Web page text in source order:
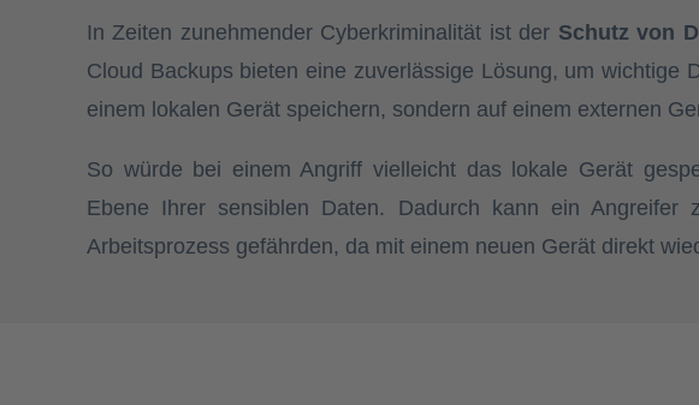
In Zeiten zunehmender Cyberkriminalität ist der Schutz von
Cloud Backups bieten eine zuverlässige Lösung, um wichtige
einem lokalen Gerät speichern, sondern auf einem externen
So würde bei einem Angriff vielleicht das lokale Gerät
Ebene Ihrer sensiblen Daten. Dadurch kann ein
Arbeitsprozess gefährden, da mit einem neuen Gerät direkt